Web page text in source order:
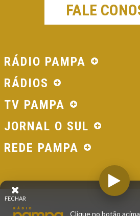
FALE
RÁDIO PAMPA
RÁDIOS
TV PAMPA
JORNAL O SUL
REDE PAMPA
© 2026 - Direitos Reservados -
FECHAR
Clique no botão